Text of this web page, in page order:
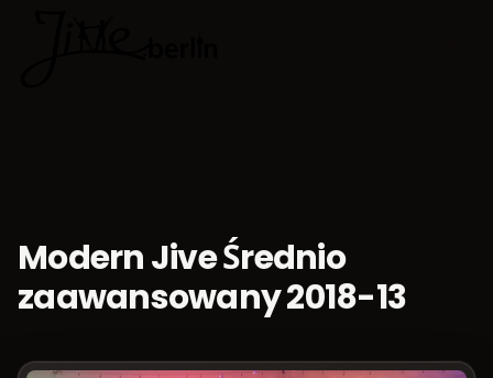
Modern Jive Średnio
zaawansowany 2018-13